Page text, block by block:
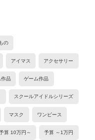
の
アイマス アクセサリー
作品 ゲーム作品
スクールアイドルシリーズ
マスク ワンピース
算 10万円～ 予算 ～1万円